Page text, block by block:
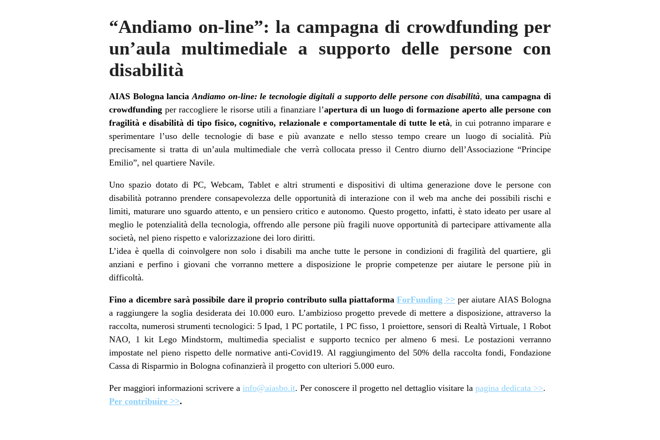
“Andiamo on-line”: la campagna di crowdfunding per
un’aula multimediale a supporto delle persone con
disabilità
AIAS Bologna lancia Andiamo on-line: le tecnologie digitali a supporto delle persone con disabilità, una campagna di
crowdfunding per raccogliere le risorse utili a finanziare l’apertura di un luogo di formazione aperto alle persone con
fragilità e disabilità di tipo fisico, cognitivo, relazionale e comportamentale di tutte le età, in cui potranno imparare e
sperimentare l’uso delle tecnologie di base e più avanzate e nello stesso tempo creare un luogo di socialità. Più
precisamente si tratta di un’aula multimediale che verrà collocata presso il Centro diurno dell’Associazione “Principe
Emilio”, nel quartiere Navile.
Uno spazio dotato di PC, Webcam, Tablet e altri strumenti e dispositivi di ultima generazione dove le persone con
disabilità potranno prendere consapevolezza delle opportunità di interazione con il web ma anche dei possibili rischi e
limiti, maturare uno sguardo attento, e un pensiero critico e autonomo. Questo progetto, infatti, è stato ideato per usare al
meglio le potenzialità della tecnologia, offrendo alle persone più fragili nuove opportunità di partecipare attivamente alla
società, nel pieno rispetto e valorizzazione dei loro diritti.
L’idea è quella di coinvolgere non solo i disabili ma anche tutte le persone in condizioni di fragilità del quartiere, gli
anziani e perfino i giovani che vorranno mettere a disposizione le proprie competenze per aiutare le persone più in
difficoltà.
Fino a dicembre sarà possibile dare il proprio contributo sulla piattaformaForFunding >>per aiutare AIAS Bologna
a raggiungere la soglia desiderata dei 10.000 euro. L’ambizioso progetto prevede di mettere a disposizione, attraverso la
raccolta, numerosi strumenti tecnologici: 5 Ipad, 1 PC portatile, 1 PC fisso, 1 proiettore, sensori di Realtà Virtuale, 1 Robot
NAO, 1 kit Lego Mindstorm, multimedia specialist e supporto tecnico per almeno 6 mesi. Le postazioni verranno
impostate nel pieno rispetto delle normative anti-Covid19. Al raggiungimento del 50% della raccolta fondi, Fondazione
Cassa di Risparmio in Bologna cofinanzierà il progetto con ulteriori 5.000 euro.
Per maggiori informazioni scrivere a info@aiasbo.it. Per conoscere il progetto nel dettaglio visitare la pagina dedicata >>.
Per contribuire >>.